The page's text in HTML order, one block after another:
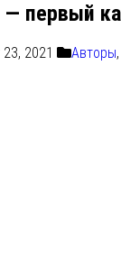
первый
23, 2021 Авторы,